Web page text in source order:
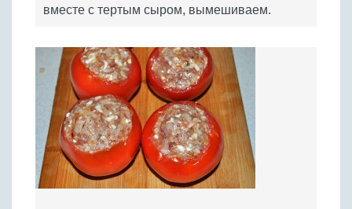
вместе с тертым сыром, вымешиваем.